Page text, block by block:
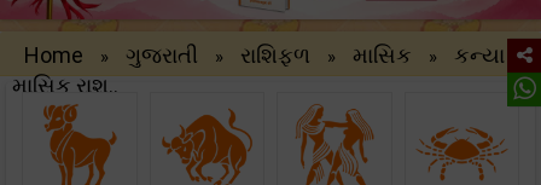
Home » ગુજરાતી » રાશિફળ » માસિક »
કન્યા
માસિક રાશ..